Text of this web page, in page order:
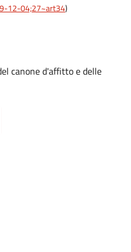
12-04;27~art34)
canone d'affitto e delle